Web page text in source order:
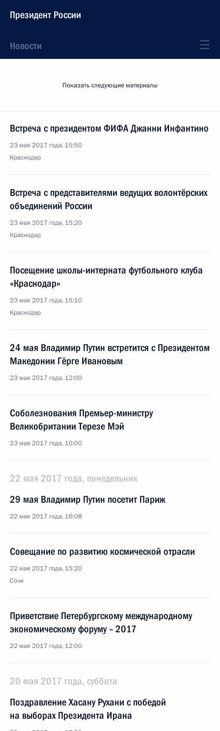
Президент России
Новости
Показать следующие материалы
Встреча с президентом ФИФА Джанни Инфантино
23 мая 2017 года, 15:50
Краснодар
Встреча с представителями ведущих волонтёрских
объединений России
23 мая 2017 года, 15:20
Краснодар
Посещение школы-интерната футбольного клуба
«Краснодар»
23 мая 2017 года, 15:10
Краснодар
24 мая Владимир Путин встретится с Президентом
Македонии Гёрге Ивановым
23 мая 2017 года, 12:00
Соболезнования Премьер-министру
Великобритании Терезе Мэй
23 мая 2017 года, 10:00
22 мая 2017 года, понедельник
29 мая Владимир Путин посетит Париж
22 мая 2017 года, 16:08
Совещание по развитию космической отрасли
22 мая 2017 года, 15:20
Сочи
Приветствие Петербургскому международному
экономическому форуму – 2017
22 мая 2017 года, 12:00
20 мая 2017 года, суббота
Поздравление Хасану Рухани с победой
на выборах Президента Ирана